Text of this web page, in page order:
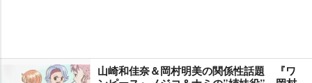
山崎和佳奈＆岡村明美の関係性話題 『ワ